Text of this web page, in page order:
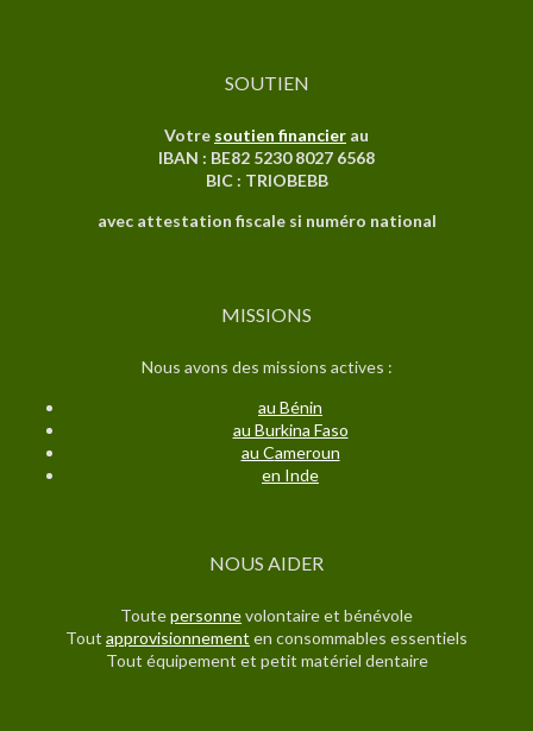
SOUTIEN
Votre soutien financier au
IBAN : BE82 5230 8027 6568
BIC : TRIOBEBB
avec attestation fiscale si numéro national
MISSIONS
Nous avons des missions actives :
au Bénin
au Burkina Faso
au Cameroun
en Inde
NOUS AIDER
Toutepersonnevolontaire et bénévole
Tout approvisionnement en consommables essentiels
Tout équipement et petit matériel dentaire